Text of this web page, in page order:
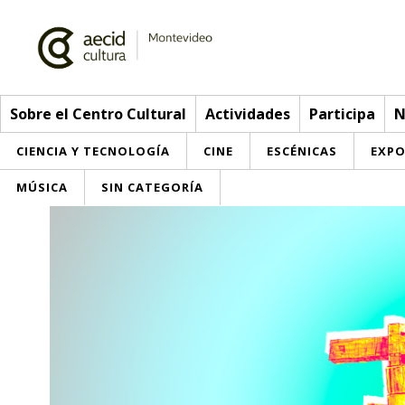
Sobre el Centro Cultural Actividades Participa
CIENCIA Y TECNOLOGÍA CINE ESCÉNICAS
MÚSICA SIN CATEGORÍA